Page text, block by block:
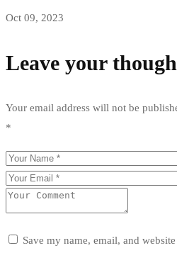
Oct 09, 2023
Leave your
Your email address will not be
*
Save my name, email, and